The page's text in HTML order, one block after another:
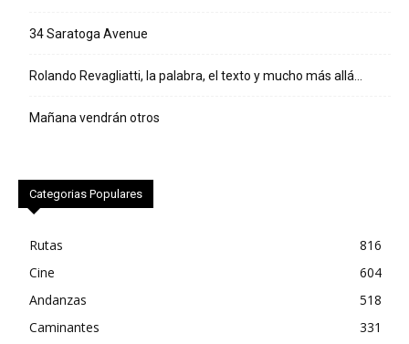
34 Saratoga Avenue
Rolando Revagliatti, la palabra, el texto y mucho más allá…
Mañana vendrán otros
Categorias Populares
Rutas
816
Cine
604
Andanzas
518
Caminantes
331